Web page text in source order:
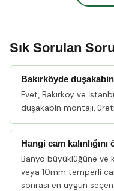
Sık Sorulan
Bakırköyde
Evet, Bakırköy ve
duşakabin montajı,
Hangi cam
Banyo büyüklüğüne ve
veya 10mm temperli
sonrası en uygun